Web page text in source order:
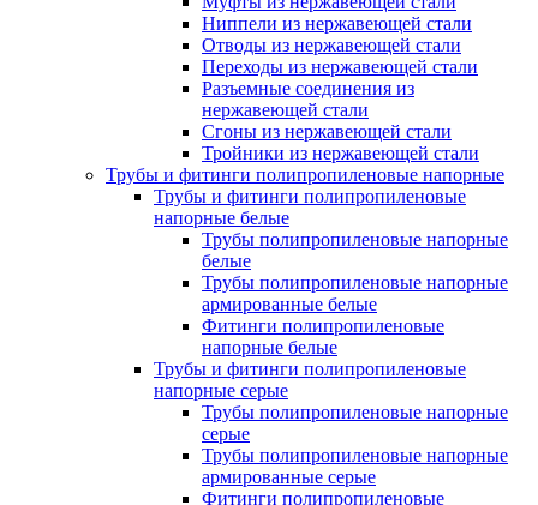
Ниппели из нержавеющей стали
Отводы из нержавеющей стали
Переходы из нержавеющей стали
Разъемные соединения из
нержавеющей стали
Сгоны из нержавеющей стали
Тройники из нержавеющей стали
Трубы и фитинги полипропиленовые напорные
Трубы и фитинги полипропиленовые
напорные белые
Трубы полипропиленовые напорные
белые
Трубы полипропиленовые напорные
армированные белые
Фитинги полипропиленовые
напорные белые
Трубы и фитинги полипропиленовые
напорные серые
Трубы полипропиленовые напорные
серые
Трубы полипропиленовые напорные
армированные серые
Фитинги полипропиленовые